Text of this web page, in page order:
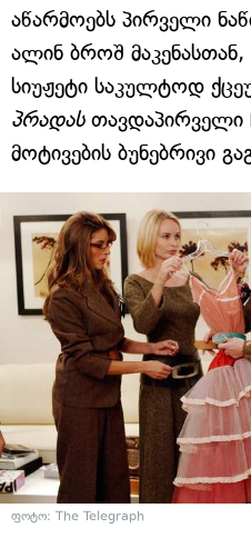
აწარმოებს პირველი
ალინ ბროშ
სიუჟეტი საკულტოდ
პრადასთავდაპირველი
მოტივების ბუნებრივი
ფოტო: The Telegraph